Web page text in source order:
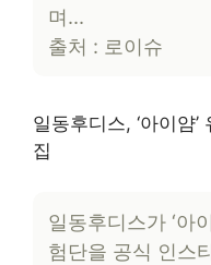
며…
출처 : 로이슈
일동후디스, ‘아이얌
집
일동후디스가 ‘아
험단을 공식 인스